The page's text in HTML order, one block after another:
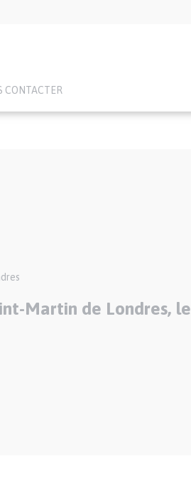
CONTACTER
Martin de Londres, le